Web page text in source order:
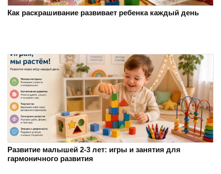
Как раскрашивание развивает ребенка каждый день
Развитие малышей 2-3 лет: игры и занятия для
гармоничного развития